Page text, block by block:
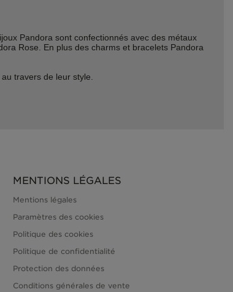
Pandora sont confectionnés avec des métaux
Rose. En plus des charms et bracelets Pandora
travers de leur style.
MENTIONS LÉGALES
Mentions légales
Paramètres des cookies
Politique des cookies
Politique de confidentialité
Protection des données
Conditions générales de vente